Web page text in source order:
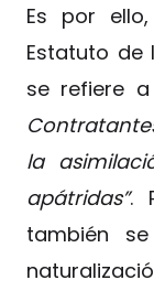
Es por
Estatuto de
se refiere
la
apátridas”.
también